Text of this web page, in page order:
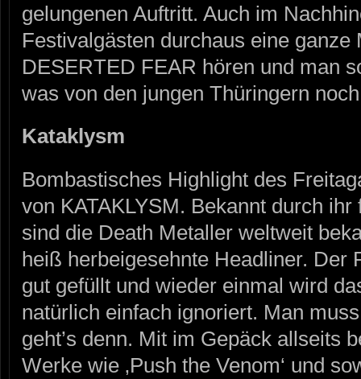
gelungenen Auftritt. Auch im
Festivalgästen durchaus eine
DESERTED FEAR hören und man
was von den jungen Thüringern
Kataklysm
Bombastisches Highlight des
von KATAKLYSM. Bekannt durch
sind die Death Metaller weltweit
heiß herbeigesehnte Headliner. Der
gut gefüllt und wieder einmal wird
natürlich einfach ignoriert. Man
geht’s denn. Mit im Gepäck allseits
Werke wie ‚Push the Venom‘ und